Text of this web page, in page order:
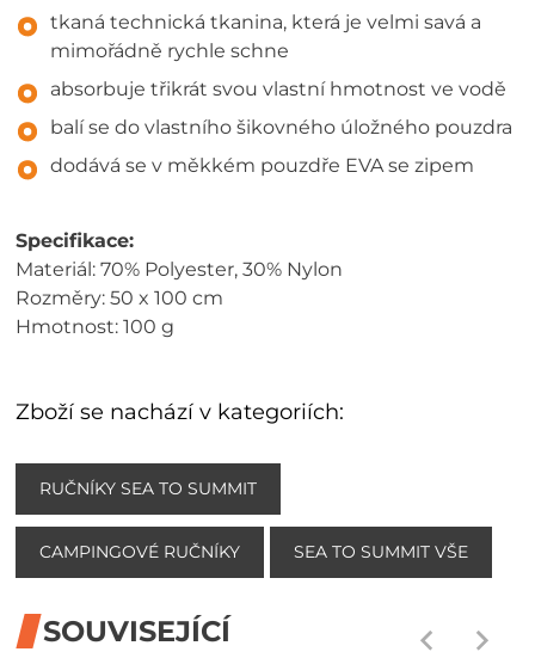
tkaná technická tkanina, která je velmi savá a
mimořádně rychle schne
absorbuje třikrát svou vlastní hmotnost ve vodě
balí se do vlastního šikovného úložného pouzdra
dodává se v měkkém pouzdře EVA se zipem
Specifikace:
Materiál: 70% Polyester, 30% Nylon
Rozměry: 50 x 100 cm
Hmotnost: 100 g
Zboží se nachází v kategoriích:
RUČNÍKY SEA TO SUMMIT
CAMPINGOVÉ RUČNÍKY SEA TO SUMMIT VŠE
SOUVISEJÍCÍ